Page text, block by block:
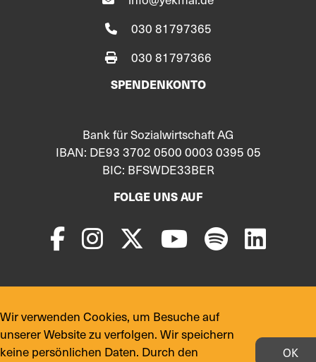
030 81797365
030 81797366
SPENDENKONTO
Bank für Sozialwirtschaft AG
IBAN: DE93 3702 0500 0003 0395 05
BIC: BFSWDE33BER
FOLGE UNS AUF
© 2024 Copyright:
Wir verwenden Cookies, um Besuche auf
unserer Website zu verfolgen. Wir speichern
keine persönlichen Daten. Durch den
OK